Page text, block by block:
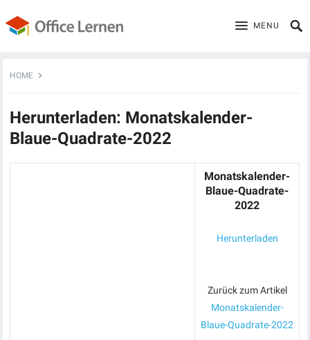
MENU
HOME
Herunterladen: Monatskalender-
Blaue-Quadrate-2022
Monatskalender-
Blaue-Quadrate-
2022
Herunterladen
Zurück zum Artikel
Monatskalender-
Blaue-Quadrate-2022